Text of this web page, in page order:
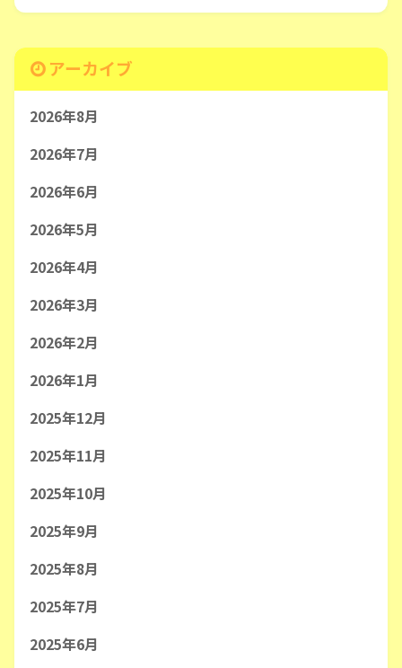
アーカイブ
2026年8月
2026年7月
2026年6月
2026年5月
2026年4月
2026年3月
2026年2月
2026年1月
2025年12月
2025年11月
2025年10月
2025年9月
2025年8月
2025年7月
2025年6月